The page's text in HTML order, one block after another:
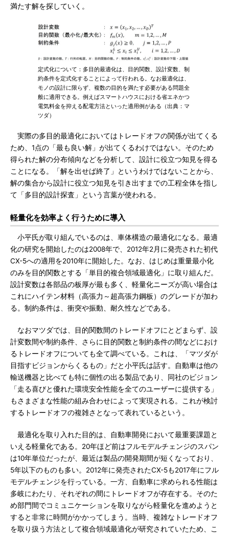
満たす解を探していく。
定式化について：多目的最適化は、目的関数、設計変数、制
約条件を定式化することによって行われる。なお最適化は、
モノの設計に限らず、複数の目的を満たす必要がある問題全
般に適用できる。例えばスマートハウスにおける省エネかつ
電気料金を抑える配電方法といった適用例がある（出典：マ
ツダ）
実際の多目的最適化においてはトレードオフの関係が出てくる
ため、1点の「最も良い解」が出てくるわけではない。そのため
得られた解の分布傾向などを分析して、設計に役立つ知見を得る
ことになる。「解を出せば終了」というわけではないことから、
解の集合から設計に役立つ知見を引き出すまでの工程全体を指し
て「多目的設計探査」という言葉が使われる。
軽量化を効率よく行うために導入
小平氏が取り組んでいるのは、車体構造の最適化になる。最適
化の研究を開始したのは2008年で、2012年2月に発売された初代
CX-5への適用を2010年に開始した。なお、はじめは重量最小化
のみを目的関数とする「単目的複合領域最適化」に取り組んだ。
設計変数は各部品の板厚が最も多く、軽量化ニーズが高い場合は
これにハイテン材料（高張力～超高張力鋼板）のグレードが加わ
る。制約条件は、衝突や振動、耐久性などである。
なおマツダでは、目的関数間のトレードオフにとどまらず、設
計変数間や制約条件、さらに目的関数と制約条件の間などにおけ
るトレードオフについても全て調べている。これは、「マツダが
目指すビジョンからくるもの」だと小平氏は話す。自動車は他の
輸送機器と比べても特に個性の出る製品であり、同社のビジョン
「走る喜びと優れた環境安全性能を全てのユーザーに提供する」
もさまざまな性能の組み合わせによって実現される。これが検討
するトレードオフの複雑さとなって表れているという。
最適化を取り入れた目的は、自動車開発において最重要課題と
いえる軽量化である。20年ほど前はフルモデルチェンジのスパン
は10年単位だったが、最近は製品の開発期間が短くなっており、
5年以下のものも多い。2012年に発売されたCX-5も2017年にフル
モデルチェンジを行っている。一方、自動車に求められる性能は
多岐にわたり、それぞれの間にトレードオフが存在する。そのた
め部門間でコミュニケーションを取りながら軽量化を進めようと
すると非常に時間がかかってしまう。当時、複雑なトレードオフ
を取り扱う方法として複合領域最適化が研究されていたため、こ